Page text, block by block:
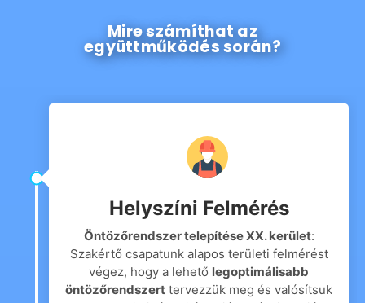
Mire számíthat az
együttműködés során?
Helyszíni Felmérés
Öntözőrendszer telepítése XX. kerület:
Szakértő csapatunk alapos területi felmérést
végez, hogy a lehető legoptimálisabb
öntözőrendszert tervezzük meg és valósítsuk